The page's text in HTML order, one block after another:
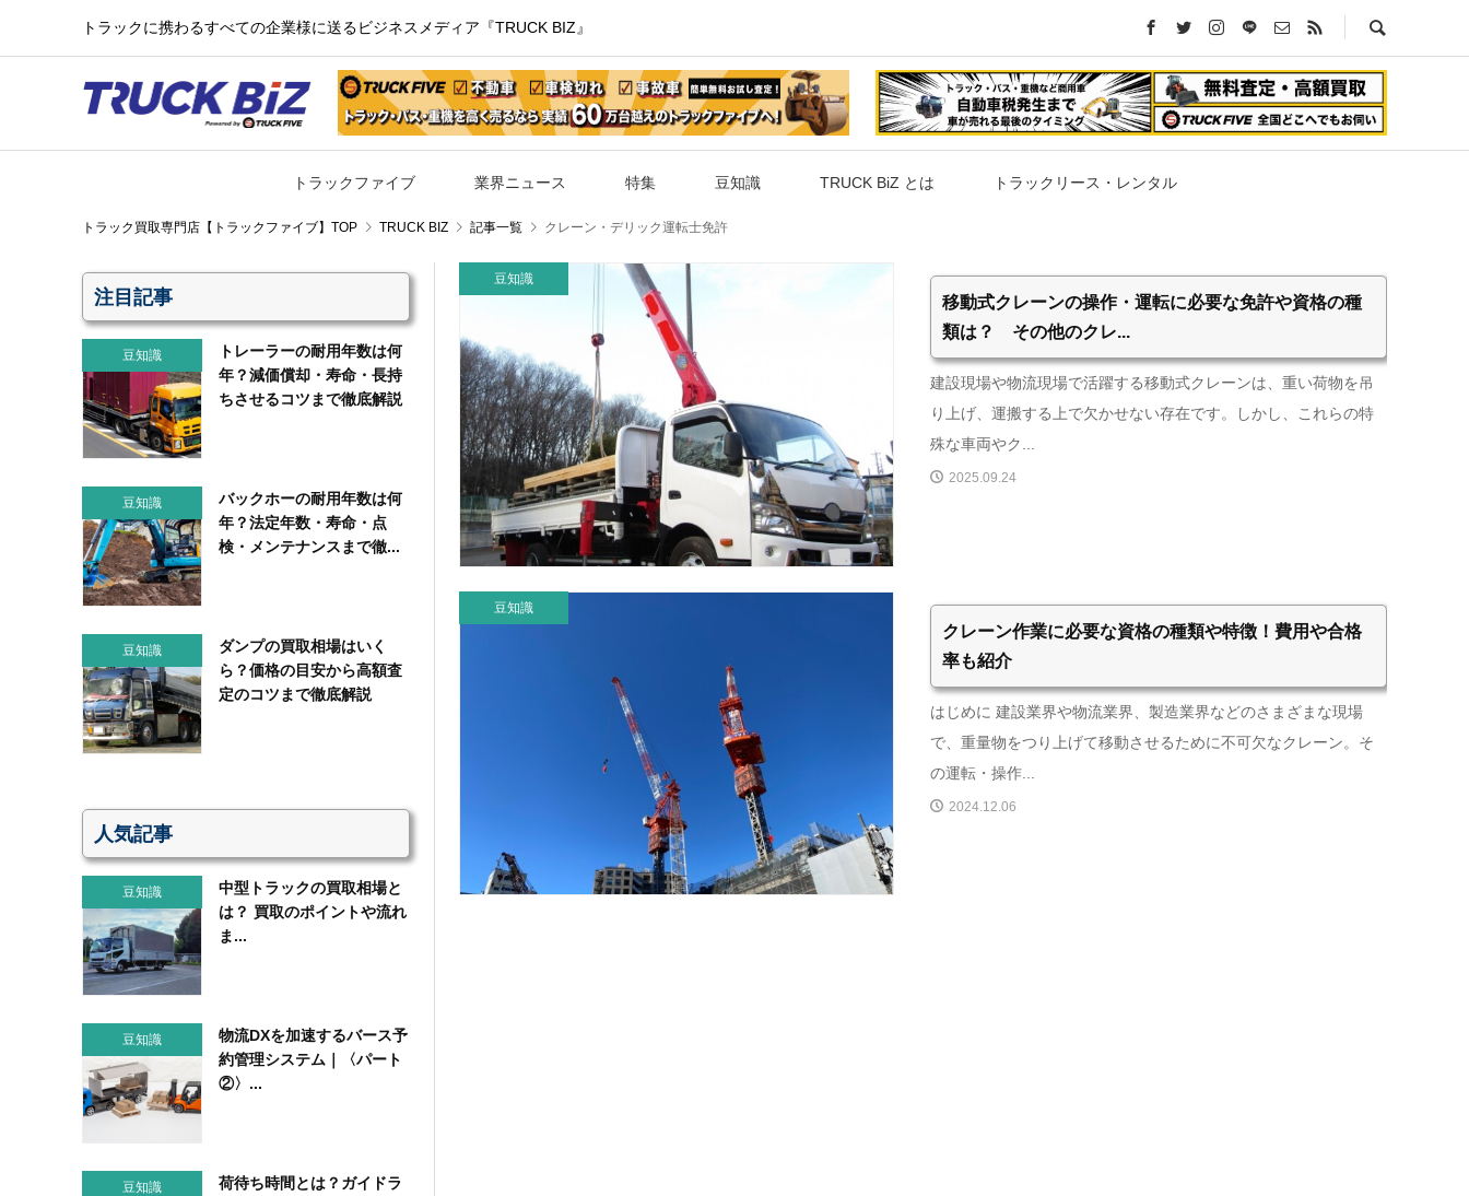
トラックに携わるすべての企業様に送るビジネスメディア『TRUCK BIZ』
トラックファイブ 業界ニュース 特集 豆知識 TRUCK BiZ とは トラックリース・レンタル
TRUCK BIZ 記事一覧 クレーン・デリック運転士免許
豆知識
移動式クレーンの操作・運転に必要な免許や資格の種
類は？ その他のクレ...
建設現場や物流現場で活躍する移動式クレーンは、重い荷物を吊
り上げ、運搬する上で欠かせない存在です。しかし、これらの特
殊な車両やク...
2025.09.24
豆知識
クレーン作業に必要な資格の種類や特徴！費用や合格
率も紹介
はじめに 建設業界や物流業界、製造業界などのさまざまな現場
で、重量物をつり上げて移動させるために不可欠なクレーン。そ
の運転・操作...
2024.12.06
注目記事
豆知識
トレーラーの耐用年数は何
年？減価償却・寿命・長持
ちさせるコツまで徹底解説
豆知識
バックホーの耐用年数は何
年？法定年数・寿命・点
検・メンテナンスまで徹...
豆知識
ダンプの買取相場はいく
ら？価格の目安から高額査
定のコツまで徹底解説
人気記事
豆知識
中型トラックの買取相場と
は？ 買取のポイントや流れ
ま...
豆知識
物流DXを加速するバース予
約管理システム｜〈パート
②〉...
豆知識
荷待ち時間とは？ガイドラ